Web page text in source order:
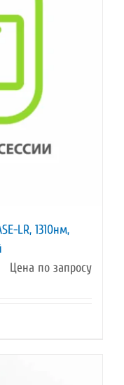
LR, 1310нм,
Цена по запросу